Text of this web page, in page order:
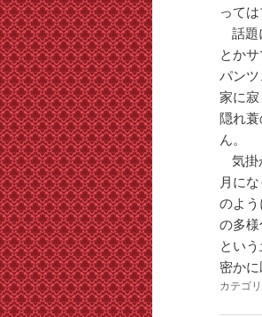
って
話題
とか
パン
家に
隠れ
ん。
気掛
月に
のよ
の多
とい
密かに
カテゴ